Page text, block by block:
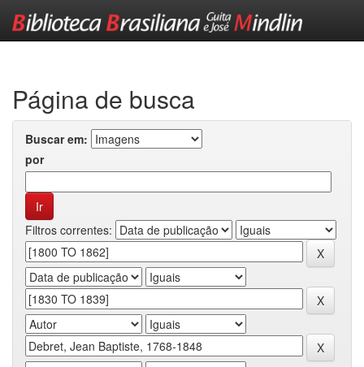
Página de busca
Buscar em:
por
Filtros correntes: